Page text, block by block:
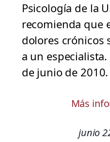
Psicología de la
recomienda que
dolores crónicos
a un
de junio de 2010.
Más
junio